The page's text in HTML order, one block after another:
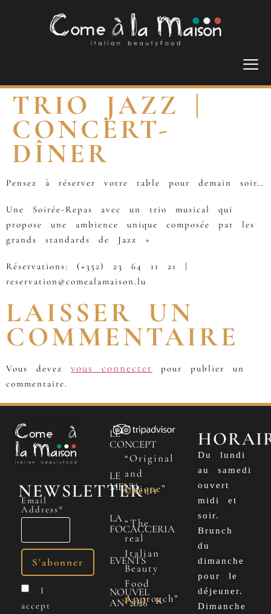
TRIO JAZZ |
CONCERT-
DÎNER
Pensez à réserver votre table pour demain soir…
Une Soirée-Repas avec un trio musical qui
propose une ambience unique composée par les
grands standards de Jazz »
Réservations: (+352) 23 64 11 21 |
reservation@comealamaison.lu
LAISSER UN
COMMENTAIRE
Vous devez vous connecter
pour publier un
commentaire.
NEWSLETTER
Email
Address*
I
accept
LE
CONCEPT
LE
MENU
LA
FOCACCERIA
EVENTS
NOUVEL
AN 2026
“Original
and
Unique”
Cherfr
“The
real
Italian
Beauty
Food
Approach”
Paul K
Du lundi
au samedi
ouvert
midi et
soir.
Brunch
du
dimanche
pour le
déjeuner.
Dimanche